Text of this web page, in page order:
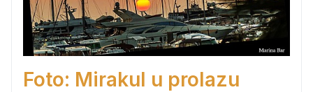
Foto: Mirakul u prolazu